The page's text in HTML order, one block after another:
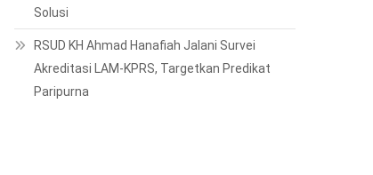
Solusi
RSUD KH Ahmad Hanafiah Jalani Survei
Akreditasi LAM-KPRS, Targetkan Predikat
Paripurna